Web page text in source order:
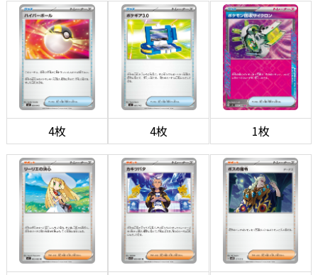
4枚 4枚 1枚